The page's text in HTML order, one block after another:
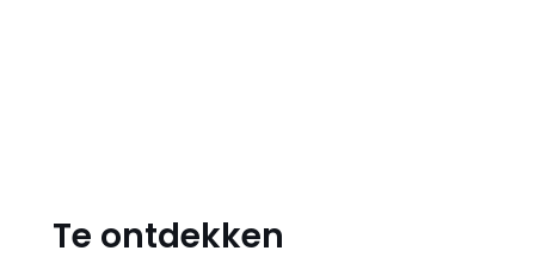
Te ontdekken